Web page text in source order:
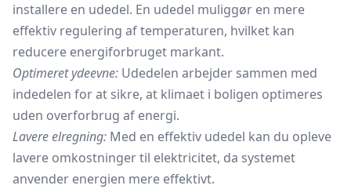
installere en udedel. En udedel muliggør en mere
effektiv regulering af temperaturen, hvilket kan
reducere energiforbruget markant.
Optimeret ydeevne: Udedelen arbejder sammen med
indedelen for at sikre, at klimaet i boligen optimeres
uden overforbrug af energi.
Lavere elregning: Med en effektiv udedel kan du opleve
lavere omkostninger til elektricitet, da systemet
anvender energien mere effektivt.